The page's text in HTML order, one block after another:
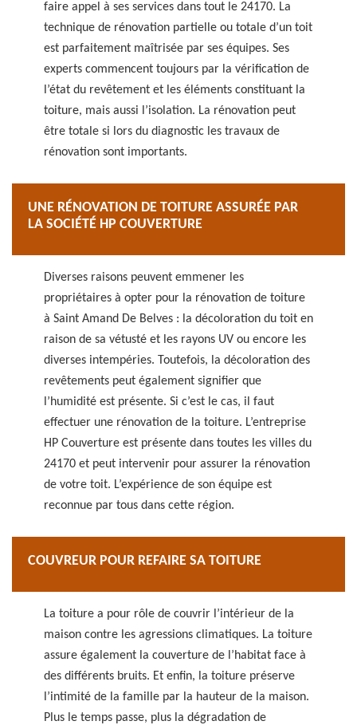
faire appel à ses services dans tout le 24170. La
technique de rénovation partielle ou totale d’un toit
est parfaitement maîtrisée par ses équipes. Ses
experts commencent toujours par la vérification de
l’état du revêtement et les éléments constituant la
toiture, mais aussi l’isolation. La rénovation peut
être totale si lors du diagnostic les travaux de
rénovation sont importants.
UNE RÉNOVATION DE TOITURE ASSURÉE PAR
LA SOCIÉTÉ HP COUVERTURE
Diverses raisons peuvent emmener les
propriétaires à opter pour la rénovation de toiture
à Saint Amand De Belves : la décoloration du toit en
raison de sa vétusté et les rayons UV ou encore les
diverses intempéries. Toutefois, la décoloration des
revêtements peut également signifier que
l’humidité est présente. Si c’est le cas, il faut
effectuer une rénovation de la toiture. L’entreprise
HP Couverture est présente dans toutes les villes du
24170 et peut intervenir pour assurer la rénovation
de votre toit. L’expérience de son équipe est
reconnue par tous dans cette région.
COUVREUR POUR REFAIRE SA TOITURE
La toiture a pour rôle de couvrir l’intérieur de la
maison contre les agressions climatiques. La toiture
assure également la couverture de l’habitat face à
des différents bruits. Et enfin, la toiture préserve
l’intimité de la famille par la hauteur de la maison.
Plus le temps passe, plus la dégradation de